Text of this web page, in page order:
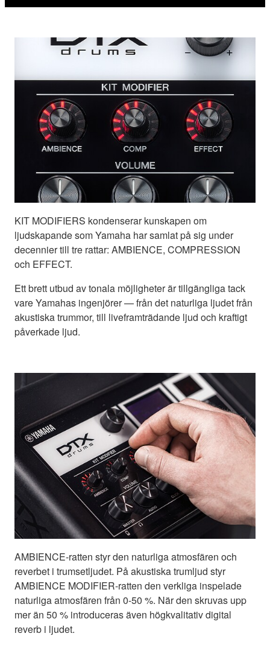
KIT MODIFIERS kondenserar kunskapen om
ljudskapande som Yamaha har samlat på sig under
decennier till tre rattar: AMBIENCE, COMPRESSION
och EFFECT.
Ett brett utbud av tonala möjligheter är tillgängliga tack
vare Yamahas ingenjörer — från det naturliga ljudet från
akustiska trummor, till liveframträdande ljud och kraftigt
påverkade ljud.
AMBIENCE-ratten styr den naturliga atmosfären och
reverbet i trumsetljudet. På akustiska trumljud styr
AMBIENCE MODIFIER-ratten den verkliga inspelade
naturliga atmosfären från 0-50 %. När den skruvas upp
mer än 50 % introduceras även högkvalitativ digital
reverb i ljudet.